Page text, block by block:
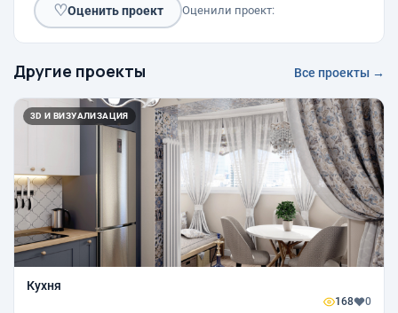
♡Оценить проект Оценили проект:
Другие проекты Все проекты →
3D И ВИЗУАЛИЗАЦИЯ
Кухня
168 0